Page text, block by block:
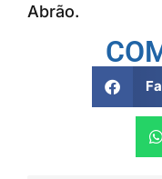
Abrão.